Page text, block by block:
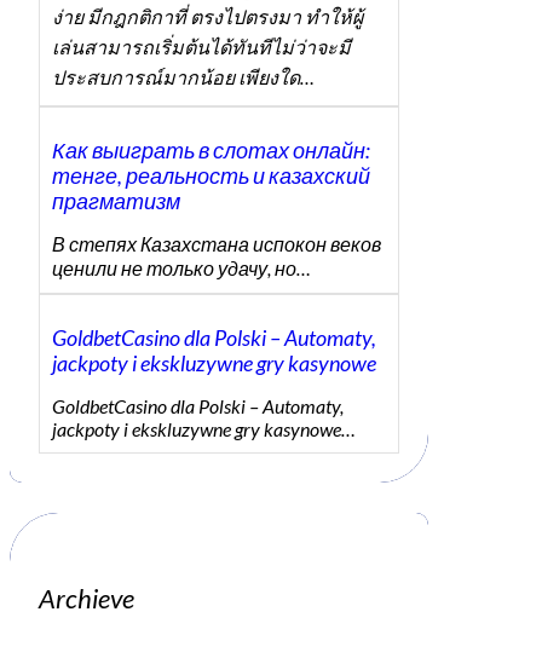
ง่าย มีกฎกติกาที่ ตรงไปตรงมา ทำให้ผู้
เล่นสามารถเริ่มต้นได้ทันทีไม่ว่าจะมี
ประสบการณ์มากน้อย เพียงใด…
Как выиграть в слотах онлайн:
тенге, реальность и казахский
прагматизм
В степях Казахстана испокон веков
ценили не только удачу, но…
GoldbetCasino dla Polski – Automaty,
jackpoty i ekskluzywne gry kasynowe
GoldbetCasino dla Polski – Automaty,
jackpoty i ekskluzywne gry kasynowe…
Archieve